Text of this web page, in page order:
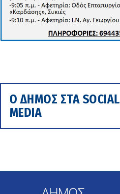
Ο ΔΗΜΟΣ ΣΤΑ SOCIAL
MEDIA